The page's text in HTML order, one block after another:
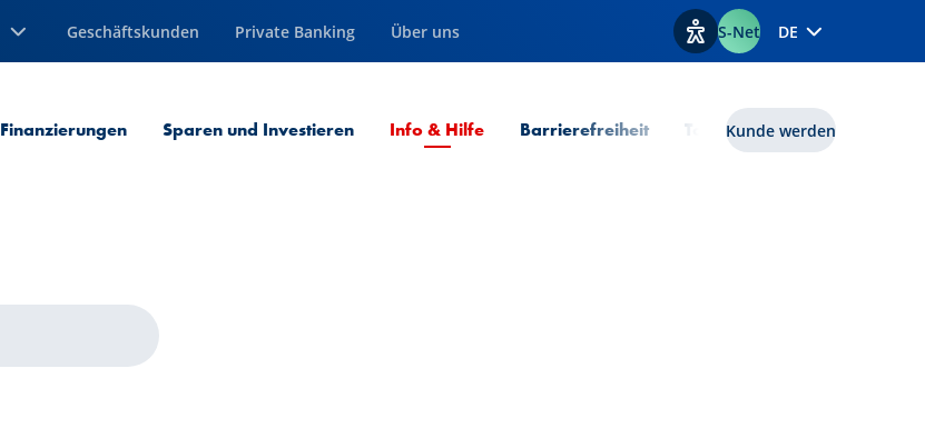
Geschäftskunden Private Banking Über uns Optionen zur Barrierefreiheit
S-Net DE
Finanzierungen Sparen und Investieren Info & HilfeAktuelle Seite
Barrierefreiheit Tools lux|funds
Kunde werden